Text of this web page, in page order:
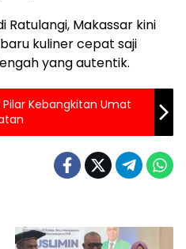
Ratulangi, Makassar kini
kuliner cepat saji
yang autentik.
Pilar Kebangkitan Umat